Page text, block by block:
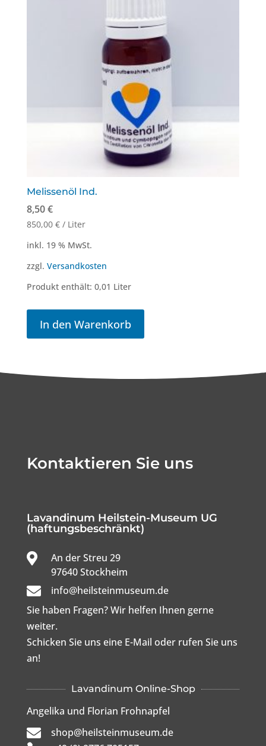
Melissenöl Ind.
8,50€
850,00 €/ Liter
inkl. 19 % MwSt.
zzgl. Versandkosten
Produkt enthält: 0,01 Liter
In den Warenkorb
Kontaktieren Sie uns
Lavandinum Heilstein-Museum UG
(haftungsbeschränkt)
 An der Streu 29
97640 Stockheim

info@heilsteinmuseum.de
Sie haben Fragen? Wir helfen Ihnen gerne
weiter.
Schicken Sie uns eine E-Mail oder rufen Sie uns
an!
Lavandinum Online-Shop
Angelika und Florian Frohnapfel
 shop@heilsteinmuseum.de